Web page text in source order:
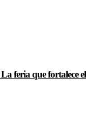
feria que fortalece